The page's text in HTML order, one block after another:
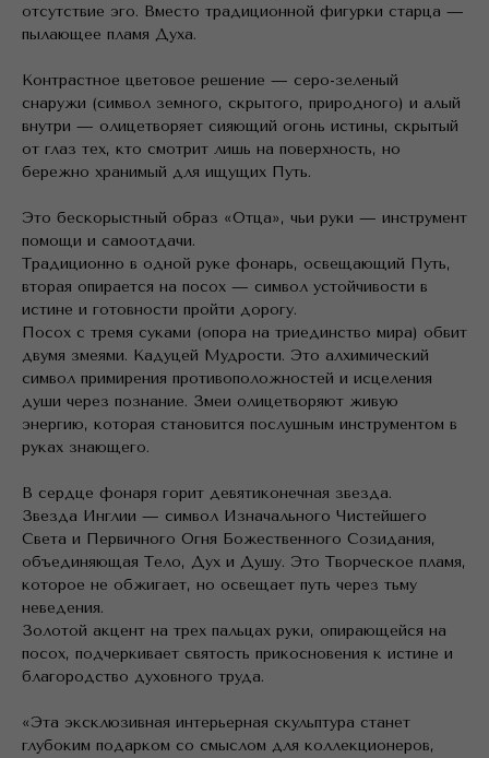
отсутствие эго. Вместо традиционной фигурки старца —
пылающее пламя Духа.
Контрастное цветовое решение — серо-зеленый
снаружи (символ земного, скрытого, природного) и алый
внутри — олицетворяет сияющий огонь истины, скрытый
от глаз тех, кто смотрит лишь на поверхность, но
бережно хранимый для ищущих Путь.
Это бескорыстный образ «Отца», чьи руки — инструмент
помощи и самоотдачи.
Традиционно в одной руке фонарь, освещающий Путь,
вторая опирается на посох — символ устойчивости в
истине и готовности пройти дорогу.
Посох с тремя суками (опора на триединство мира) обвит
двумя змеями. Кадуцей Мудрости. Это алхимический
символ примирения противоположностей и исцеления
души через познание. Змеи олицетворяют живую
энергию, которая становится послушным инструментом в
руках знающего.
В сердце фонаря горит девятиконечная звезда.
Звезда Инглии — символ Изначального Чистейшего
Света и Первичного Огня Божественного Созидания,
объединяющая Тело, Дух и Душу. Это Творческое пламя,
которое не обжигает, но освещает путь через тьму
неведения.
Золотой акцент на трех пальцах руки, опирающейся на
посох, подчеркивает святость прикосновения к истине и
благородство духовного труда.
«Эта эксклюзивная интерьерная скульптура станет
глубоким подарком со смыслом для коллекционеров,